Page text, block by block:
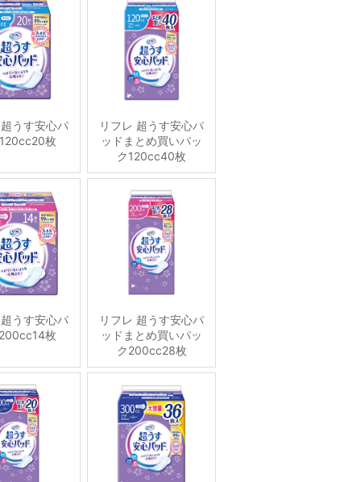
うす安心パ
枚
リフレ 超うす安心パ
ッドまとめ買いパッ
ク120cc40枚
うす安心パ
枚
リフレ 超うす安心パ
ッドまとめ買いパッ
ク200cc28枚